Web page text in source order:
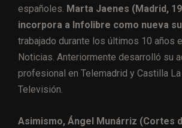
españoles. Marta Jaenes (Madrid,
incorpora a Infolibre como nueva
trabajado durante los últimos 10 años
Noticias. Anteriormente desarrolló su
profesional en Telemadrid y Castilla
Televisión.
Asimismo, Ángel Munárriz (Cortes